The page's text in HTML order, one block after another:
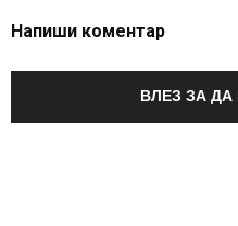
Напиши коментар
ВЛЕЗ ЗА